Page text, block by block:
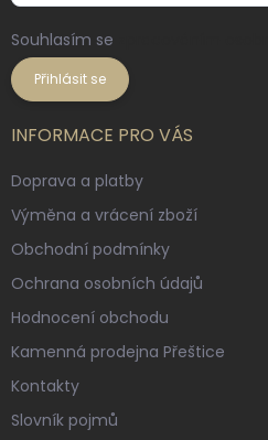
Souhlasím se
Přihlásit se
INFORMACE PRO VÁS
Doprava a platby
Výměna a vrácení zboží
Obchodní podmínky
Ochrana osobních údajů
Hodnocení obchodu
Kamenná prodejna Přeštice
Kontakty
Slovník pojmů